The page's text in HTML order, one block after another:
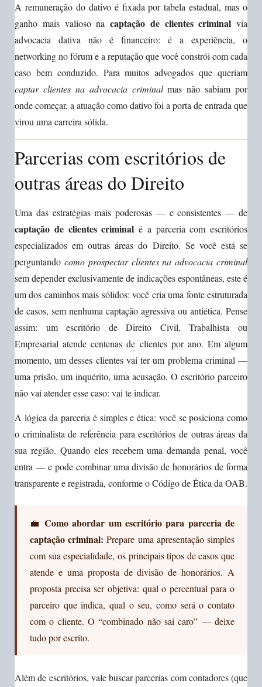
A remuneração do dativo é fixada por tabela estadual, mas o
ganho mais valioso na captação de clientes criminal via
advocacia dativa não é financeiro: é a experiência, o
networking no fórum e a reputação que você constrói com cada
caso bem conduzido. Para muitos advogados que queriam
captar clientes na advocacia criminalmas não sabiam por
onde começar, a atuação como dativo foi a porta de entrada que
virou uma carreira sólida.
Parcerias com escritórios de
outras áreas do Direito
Uma das estratégias mais poderosas — e consistentes — de
captação de clientes criminal é a parceria com escritórios
especializados em outras áreas do Direito. Se você está se
perguntando como prospectar clientes na advocacia criminal
sem depender exclusivamente de indicações espontâneas, este é
um dos caminhos mais sólidos: você cria uma fonte estruturada
de casos, sem nenhuma captação agressiva ou antiética. Pense
assim: um escritório de Direito Civil, Trabalhista ou
Empresarial atende centenas de clientes por ano. Em algum
momento, um desses clientes vai ter um problema criminal —
uma prisão, um inquérito, uma acusação. O escritório parceiro
não vai atender esse caso: vai te indicar.
A lógica da parceria é simples e ética: você se posiciona como
o criminalista de referência para escritórios de outras áreas da
sua região. Quando eles recebem uma demanda penal, você
entra — e pode combinar uma divisão de honorários de forma
transparente e registrada, conforme o Código de Ética da OAB.
💼 Como abordar um escritório para parceria de
captação criminal: Prepare uma apresentação simples
com sua especialidade, os principais tipos de casos que
atende e uma proposta de divisão de honorários. A
proposta precisa ser objetiva: qual o percentual para o
parceiro que indica, qual o seu, como será o contato
com o cliente. O “combinado não sai caro” — deixe
tudo por escrito.
Além de escritórios, vale buscar parcerias com contadores (que